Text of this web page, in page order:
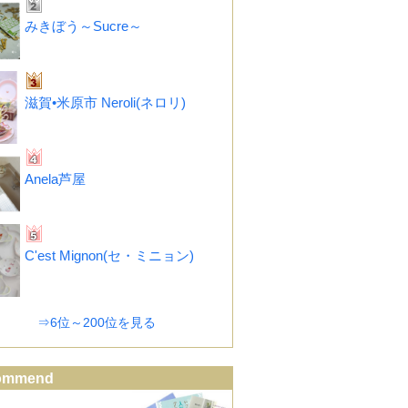
みきぼう～Sucre～
滋賀•米原市 Neroli(ネロリ)
Anela芦屋
C'est Mignon(セ・ミニョン)
⇒6位～200位を見る